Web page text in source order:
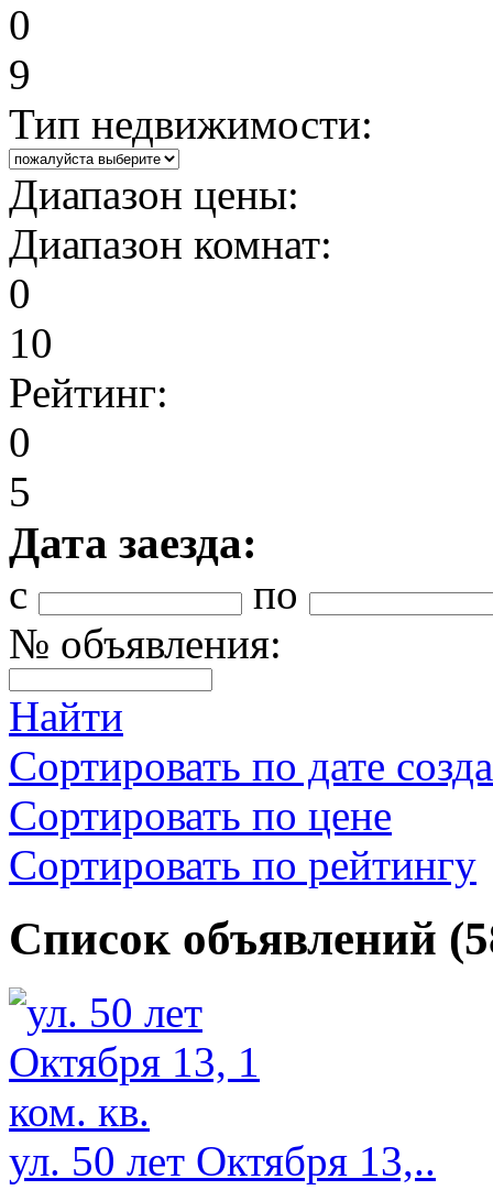
0
9
Тип недвижимости:
Диапазон цены:
Диапазон комнат:
0
10
Рейтинг:
0
5
Дата заезда:
с
по
№ объявления:
Найти
Сортировать по дате
Сортировать по цене
Сортировать по рейтингу
Список объявлений
ул. 50 лет Октября 13,..